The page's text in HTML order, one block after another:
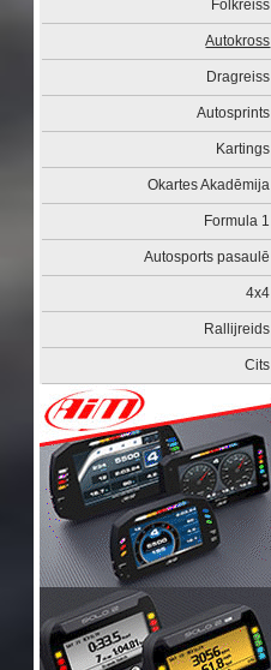
Folkreiss
Autokross
Dragreiss
Autosprints
Kartings
Okartes Akadēmija
Formula 1
Autosports pasaulē
4x4
Rallijreids
Cits